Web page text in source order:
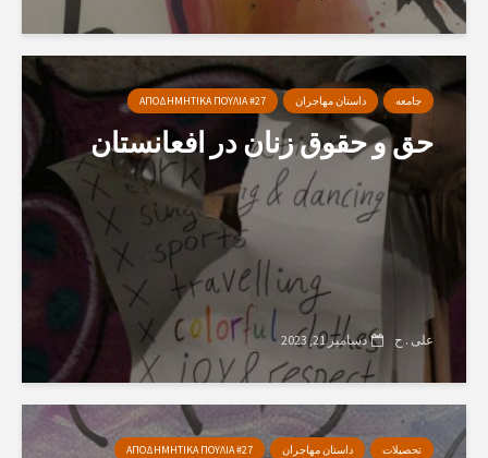
جامعه داستان مهاجران ΑΠΟΔΗΜΗΤΙΚΑ ΠΟΥΛΙΑ #27
حق و حقوق زنان در افعانستان
علی . ح دسامبر 21, 2023
تحصیلات داستان مهاجران ΑΠΟΔΗΜΗΤΙΚΑ ΠΟΥΛΙΑ #27